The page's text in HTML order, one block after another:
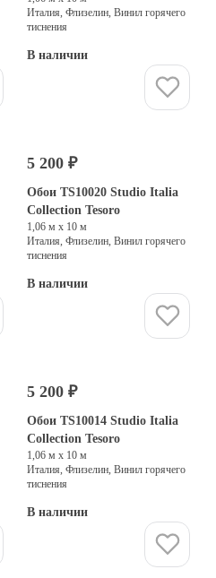
Италия, Флизелин, Винил горячего
тиснения
В наличии
5 200 ₽
Обои TS10020 Studio Italia
Collection Tesoro
1,06 м х 10 м
Италия, Флизелин, Винил горячего
тиснения
В наличии
5 200 ₽
Обои TS10014 Studio Italia
Collection Tesoro
1,06 м х 10 м
Италия, Флизелин, Винил горячего
тиснения
В наличии